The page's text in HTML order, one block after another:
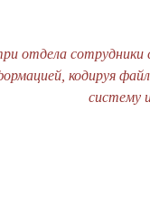
отдела сотрудники
кодируя
систему